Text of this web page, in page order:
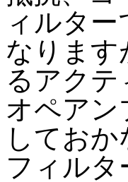
ィルタ
なります
るアク
オペアン
してお
フィル